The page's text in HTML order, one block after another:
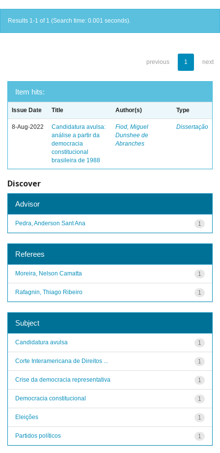
Results 1-1 of 1 (Search time: 0.001 seconds).
previous 1 next
Item hits:
Issue Date Title Author(s) Type
8-Aug-2022
Candidatura avulsa:
análise a partir da
democracia
constitucional
brasileira de 1988
Fiod, Miguel
Dunshee de
Abranches
Dissertação
Discover
Advisor
1
Pedra, Anderson Sant Ana
Referees
1
Moreira, Nelson Camatta
1
Rafagnin, Thiago Ribeiro
Subject
1
Candidatura avulsa
1
Corte Interamericana de Direitos ...
1
Crise da democracia representativa
1
Democracia constitucional
1
Eleições
1
Partidos políticos